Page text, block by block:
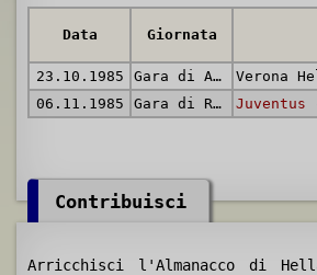
Data Giornata
23.10.1985
Gara di Andata Verona
06.11.1985
Gara di Ritorno Juventus
Contribuisci
Arricchisci l'Almanacco di